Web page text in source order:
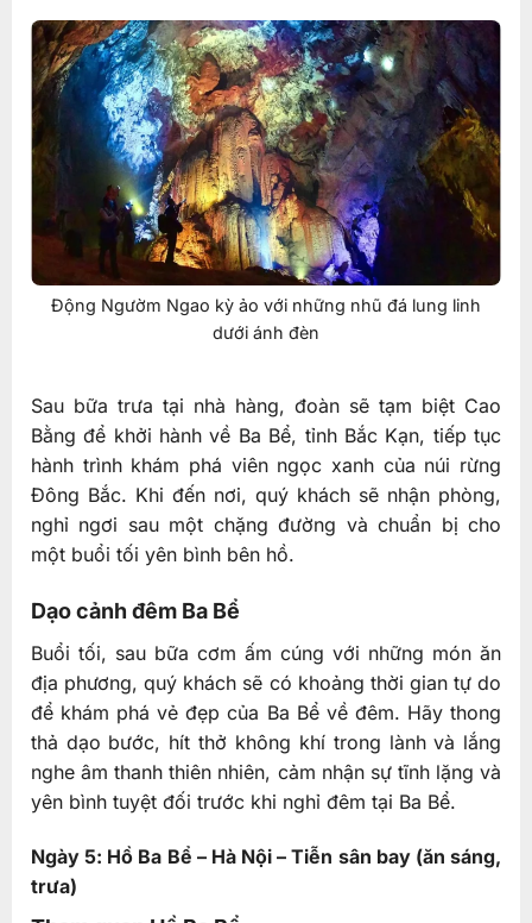
Động Ngườm Ngao kỳ ảo với những nhũ đá lung linh
dưới ánh đèn
Sau bữa trưa tại nhà hàng, đoàn sẽ tạm biệt Cao
Bằng để khởi hành về Ba Bể, tỉnh Bắc Kạn, tiếp tục
hành trình khám phá viên ngọc xanh của núi rừng
Đông Bắc. Khi đến nơi, quý khách sẽ nhận phòng,
nghỉ ngơi sau một chặng đường và chuẩn bị cho
một buổi tối yên bình bên hồ.
Dạo cảnh đêm Ba Bể
Buổi tối, sau bữa cơm ấm cúng với những món ăn
địa phương, quý khách sẽ có khoảng thời gian tự do
để khám phá vẻ đẹp của Ba Bể về đêm. Hãy thong
thả dạo bước, hít thở không khí trong lành và lắng
nghe âm thanh thiên nhiên, cảm nhận sự tĩnh lặng và
yên bình tuyệt đối trước khi nghỉ đêm tại Ba Bể.
Ngày 5: Hồ Ba Bể – Hà Nội – Tiễn sân bay (ăn sáng,
trưa)